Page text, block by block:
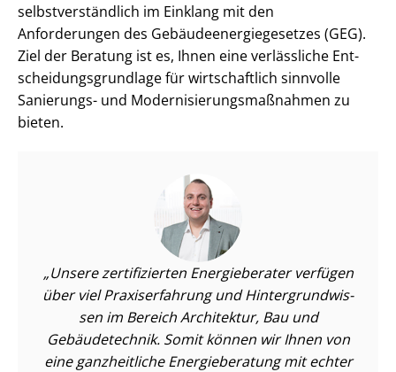
selbst­ver­ständ­lich im Einklang mit den
Anforderungen des Ge­bäu­de­en­er­gie­ge­set­zes (GEG).
Ziel der Beratung ist es, Ihnen eine verlässliche Ent­
schei­dungs­grund­la­ge für wirtschaftlich sinnvolle
Sanierungs- und Mo­der­ni­sie­rungs­maß­nah­men zu
bieten.
Unsere zertifizierten Energieberater verfügen
über viel Praxiserfahrung und Hin­ter­grund­wis­
sen im Bereich Architektur, Bau und
Gebäudetechnik. Somit können wir Ihnen von
eine ganzheitliche Energieberatung mit echter